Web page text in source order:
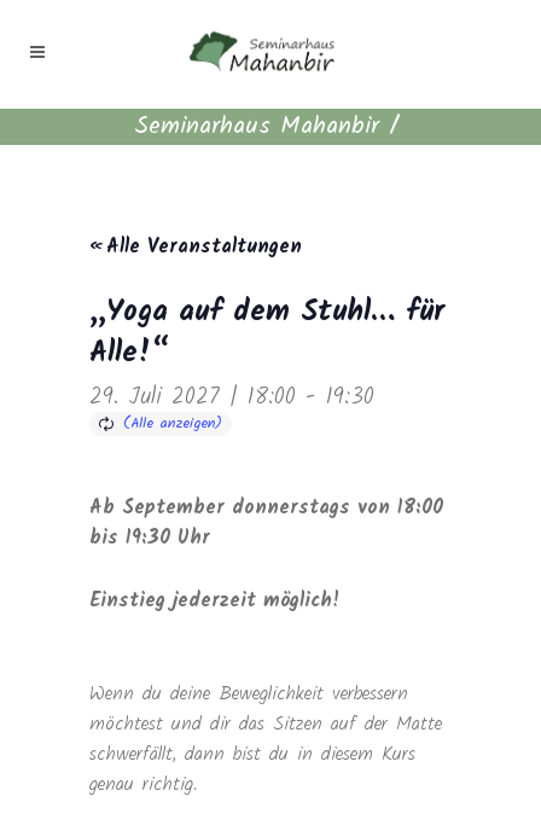
Seminarhaus Mahanbir/
« Alle Veranstaltungen
„Yoga auf dem Stuhl… für
Alle!“
29. Juli 2027 | 18:00 - 19:30
Ab September donnerstags von 18:00
bis 19:30 Uhr
Einstieg jederzeit möglich!
Wenn du deine Beweglichkeit verbessern
möchtest und dir das Sitzen auf der Matte
schwerfällt, dann bist du in diesem Kurs
genau richtig.